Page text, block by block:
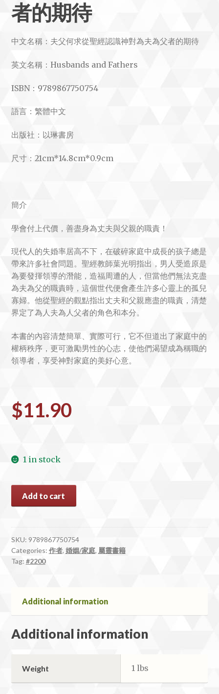
者的期待
中文名稱：夫父何求從聖經認識神對為夫為父者的期待
英文名稱：Husbands and Fathers
ISBN：9789867750754
語言：繁體中文
出版社：以琳書房
尺寸：21cm*14.8cm*0.9cm
簡介
學會付上代價，善盡身為丈夫與父親的職責！
現代人的失婚率居高不下，在破碎家庭中成長的孩子總是
帶來許多社會問題。聖經教師葉光明指出，男人受造原是
為要發揮領導的潛能，造福周遭的人，但當他們無法克盡
為夫為父的職責時，這個世代便會產生許多心靈上的孤兒
寡婦。他從聖經的觀點指出丈夫和父親應盡的職責，清楚
界定了為人夫為人父者的角色和本分。
本書的內容清楚簡單、實際可行，它不但道出了家庭中的
權柄秩序，更可激勵男性的心志，使他們渴望成為稱職的
領導者，享受神對家庭的美好心意。
$11.90
1 in stock
何
求
從
聖
為
者
Add to cart
SKU: 9789867750754
Categories: 作者, 婚姻/家庭, 屬靈書籍
Tag: #2200
Additional information
Additional information
Weight 1 lbs